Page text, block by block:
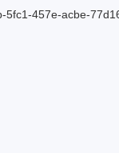
457e-acbe-